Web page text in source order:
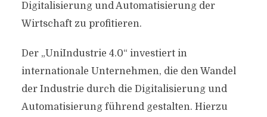
Digitalisierung und Automatisierung der
Wirtschaft zu profitieren.
Der „UniIndustrie 4.0“ investiert in
internationale Unternehmen, die den Wandel
der Industrie durch die Digitalisierung und
Automatisierung führend gestalten. Hierzu